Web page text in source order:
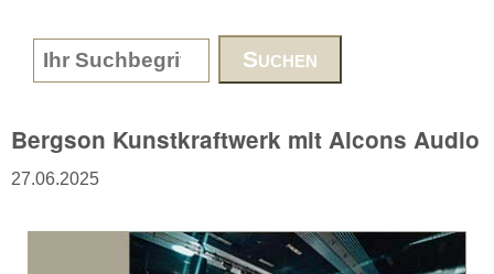
www.DieReferenz.de
Search form
Bergson Kunstkraftwerk mit Alcons Audio
27.06.2025